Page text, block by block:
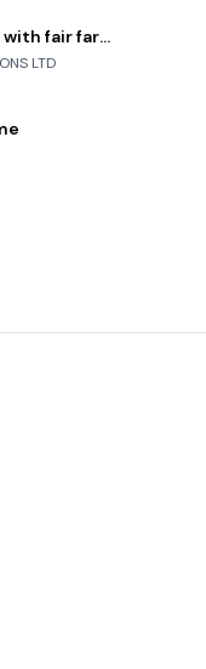
inDrive. Rides with fair fares
LTD